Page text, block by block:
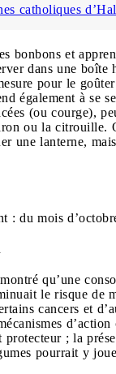
catholiques
bonbons et
dans une boîte
pour le
également à se
(ou courge),
ou la citrouille.
une lanterne,
: du mois
qu’une
le risque de
cancers et
d’action
; la
pourrait y